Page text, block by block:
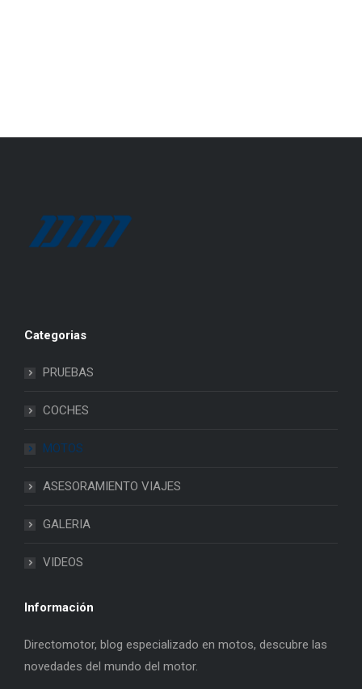
Categorias
PRUEBAS
COCHES
MOTOS
ASESORAMIENTO VIAJES
GALERIA
VIDEOS
Información
Directomotor, blog especializado en motos, descubre las
novedades del mundo del motor.